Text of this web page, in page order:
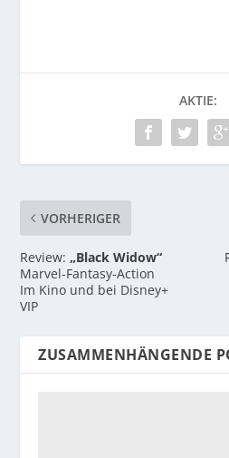
AKTIE:
VORHERIGER
Review:„Black Widow“
Marvel-Fantasy-Action
Im Kino und bei Disney+
VIP
ZUSAMMENHÄNGENDE